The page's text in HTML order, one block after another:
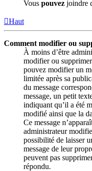
Vous pouvez joindre
Haut
Comment modifier ou
À moins d’être
modifier ou
pouvez modifier un
limitée après sa
du message
message, un petit
indiquant qu’il a été
modifié ainsi que la
Ce message
administrateur
possibilité de laisser
message de leur
peuvent pas
répondu.